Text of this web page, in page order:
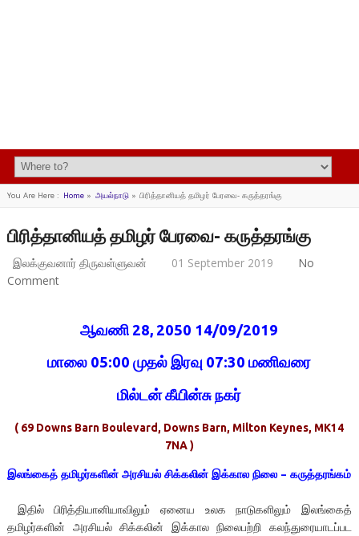
You Are Here : Home» அயல்நாடு» பிரித்தானியத் தமிழர் பேரவை- கருத்தரங்கு
பிரித்தானியத் தமிழர் பேரவை- கருத்தரங்கு
இலக்குவனார் திருவள்ளுவன் 01 September 2019
No
Comment
ஆவணி28, 2050 14/09/2019
மாலை 05:00முதல் இரவு 07:30மணிவரை
மில்டன்கீயின்சுநகர்
( 69 Downs Barn Boulevard, Downs Barn, Milton Keynes, MK14
7NA )
இலங்கைத் தமிழர்களின் அரசியல் சிக்கலின் இக்கால நிலை– கருத்தரங்கம்
இதில் பிரித்தியானியாவிலும் ஏனைய உலக நாடுகளிலும் இலங்கைத்
தமிழர்களின் அரசியல் சிக்கலின் இக்கால நிலைபற்றி கலந்துரையாடப்பட